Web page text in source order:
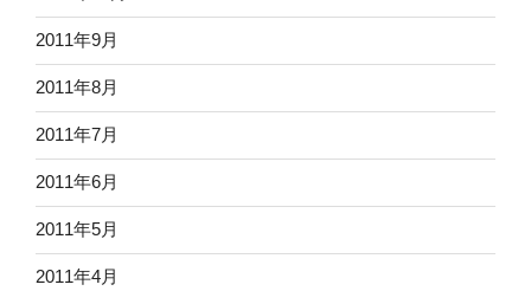
2011年9月
2011年8月
2011年7月
2011年6月
2011年5月
2011年4月